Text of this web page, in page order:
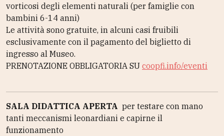
vorticosi degli elementi naturali (per famiglie con
bambini 6-14 anni)
Le attività sono gratuite, in alcuni casi fruibili
esclusivamente con il pagamento del biglietto di
ingresso al Museo.
PRENOTAZIONE OBBLIGATORIA SU coopfi.info/eventi
SALA DIDATTICA APERTA per testare con mano
tanti meccanismi leonardiani e capirne il
funzionamento